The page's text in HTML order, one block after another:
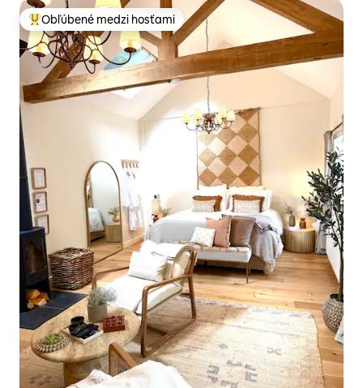
Najobľúbenejšie medzi hosťami
Obľúbené medzi hosťami